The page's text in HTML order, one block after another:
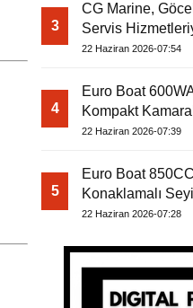
3
CG Marine,
Servis
Dergisi’nde
22 Haziran 2026-07:54
4
Euro Boat
Kompakt
Dergisi’nde
22 Haziran 2026-07:39
5
Euro Boat
Konaklamalı
Dergisi’nde
22 Haziran 2026-07:28